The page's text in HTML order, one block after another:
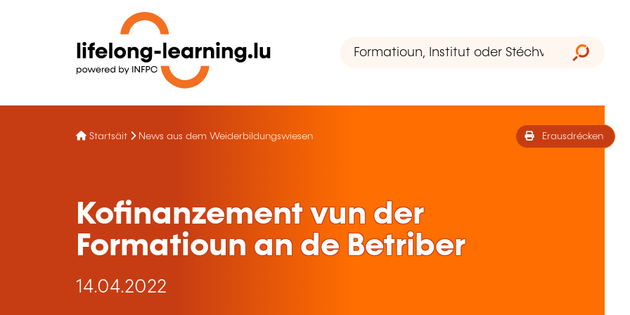
Startsäit News aus dem Weiderbildungswiesen Erausdrécken
Kofinanzement vun der
Formatioun an de Betriber
14.04.2022